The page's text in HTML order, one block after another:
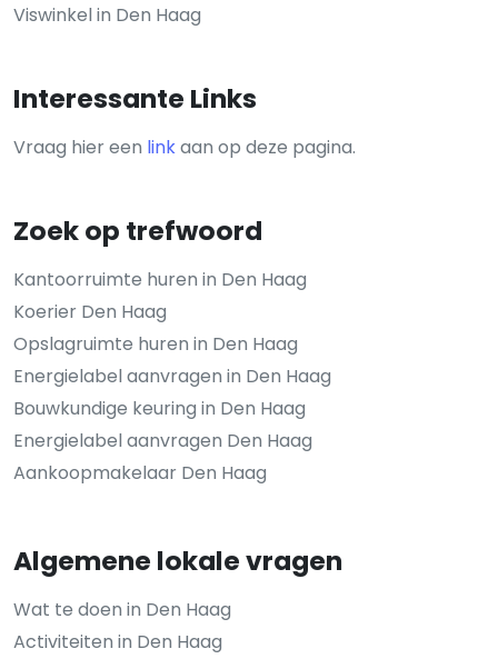
Viswinkel in Den Haag
Interessante Links
Vraag hier een linkaan op deze pagina.
Zoek op trefwoord
Kantoorruimte huren in Den Haag
Koerier Den Haag
Opslagruimte huren in Den Haag
Energielabel aanvragen in Den Haag
Bouwkundige keuring in Den Haag
Energielabel aanvragen Den Haag
Aankoopmakelaar Den Haag
Algemene lokale vragen
Wat te doen in Den Haag
Activiteiten in Den Haag